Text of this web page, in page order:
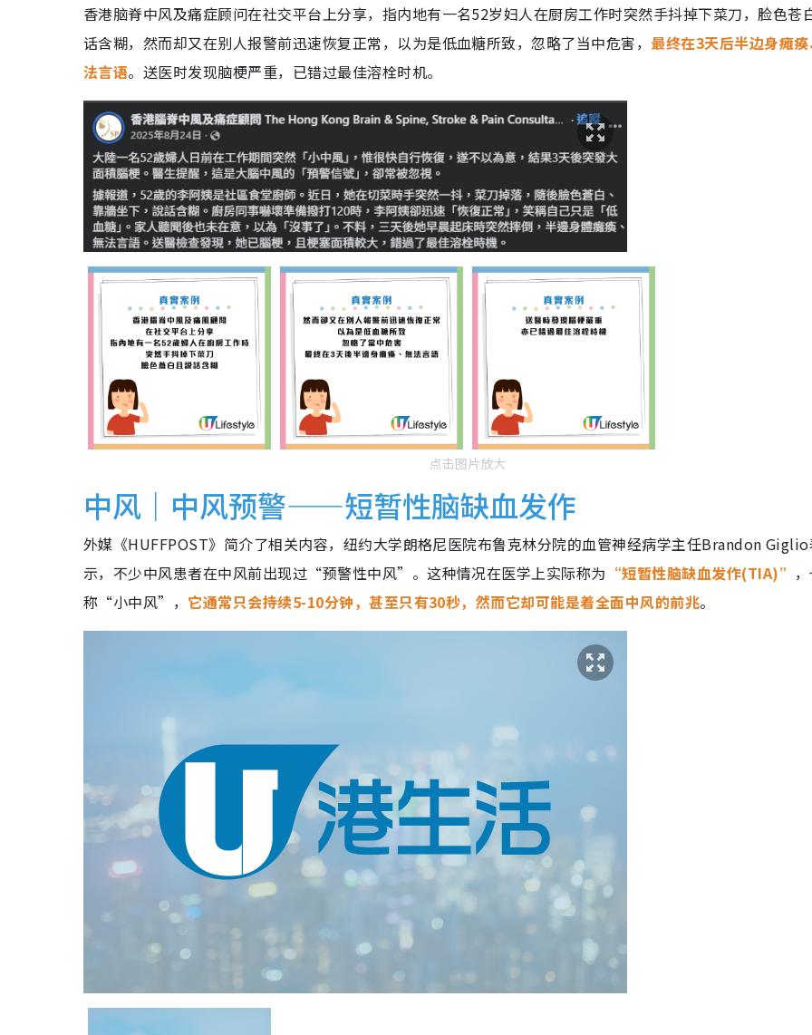
香港脑脊中风及痛症顾问在社交平台上分享，指内地有一名52岁妇人在厨房工作时突然手抖掉下菜刀，脸色苍
话含糊，然而却又在别人报警前迅速恢复正常，以为是低血糖所致，忽略了当中危害， 最终在3天后半边身瘫
法言语。送医时发现脑梗严重，已错过最佳溶栓时机。
点击图片放大
中风｜中风预警——短暂性脑缺血发作
外媒《HUFFPOST》简介了相关内容，纽约大学朗格尼医院布鲁克林分院的血管神经病学主任Brandon
示，不少中风患者在中风前出现过“预警性中风”。这种情况在医学上实际称为 “短暂性脑缺血发作(TIA)”
称“小中风”， 它通常只会持续5-10分钟，甚至只有30秒，然而它却可能是着全面中风的前兆。